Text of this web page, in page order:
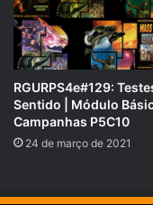
o
o
k
o
n
RGURPS4e#129:
Sentido | Módulo
Campanhas P5C10
24 de março de 2021